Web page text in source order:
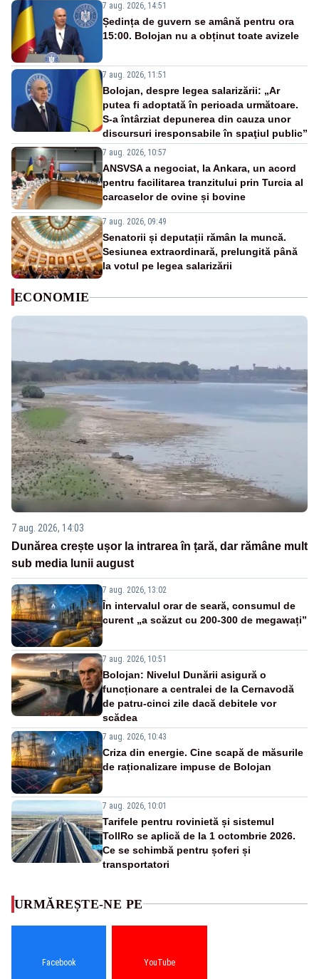
7 aug. 2026, 14:51
Ședința de guvern se amână pentru ora
15:00. Bolojan nu a obținut toate avizele
7 aug. 2026, 11:51
Bolojan, despre legea salarizării: „Ar
putea fi adoptată în perioada următoare.
S-a întârziat depunerea din cauza unor
discursuri iresponsabile în spaţiul public”
7 aug. 2026, 10:57
ANSVSA a negociat, la Ankara, un acord
pentru facilitarea tranzitului prin Turcia al
carcaselor de ovine și bovine
7 aug. 2026, 09:49
Senatorii și deputații rămân la muncă.
Sesiunea extraordinară, prelungită până
la votul pe legea salarizării
ECONOMIE
7 aug. 2026, 14:03
Dunărea crește ușor la intrarea în țară, dar rămâne mult
sub media lunii august
7 aug. 2026, 13:02
În intervalul orar de seară, consumul de
curent „a scăzut cu 200-300 de megawați”
7 aug. 2026, 10:51
Bolojan: Nivelul Dunării asigură o
funcționare a centralei de la Cernavodă
de patru-cinci zile dacă debitele vor
scădea
7 aug. 2026, 10:43
Criza din energie. Cine scapă de măsurile
de raționalizare impuse de Bolojan
7 aug. 2026, 10:01
Tarifele pentru rovinietă și sistemul
TollRo se aplică de la 1 octombrie 2026.
Ce se schimbă pentru șoferi și
transportatori
URMĂREȘTE-NE PE
Facebook YouTube